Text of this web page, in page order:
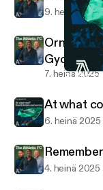
At what
9. heinä 2025
Ornstein
Gyokeres
7. heinä 2025
At what
6. heinä 2025
4. heinä 2025